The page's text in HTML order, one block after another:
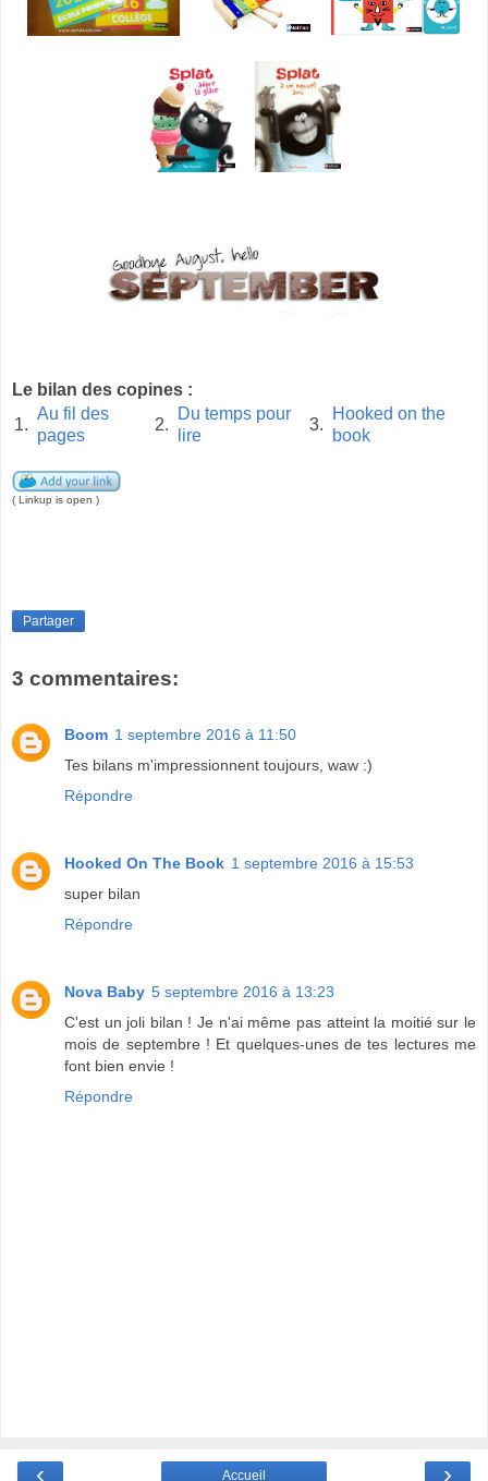
Le bilan des copines :
1.
Au fil des
pages
2.
Du temps pour
lire
3.
Hooked on the
book
( Linkup is open )
Partager
3 commentaires:
Boom 1 septembre 2016 à 11:50
Tes bilans m'impressionnent toujours, waw :)
Répondre
Hooked On The Book 1 septembre 2016 à 15:53
super bilan
Répondre
Nova Baby 5 septembre 2016 à 13:23
C'est un joli bilan ! Je n'ai même pas atteint la moitié sur le
mois de septembre ! Et quelques-unes de tes lectures me
font bien envie !
Répondre
‹ ›
Accueil